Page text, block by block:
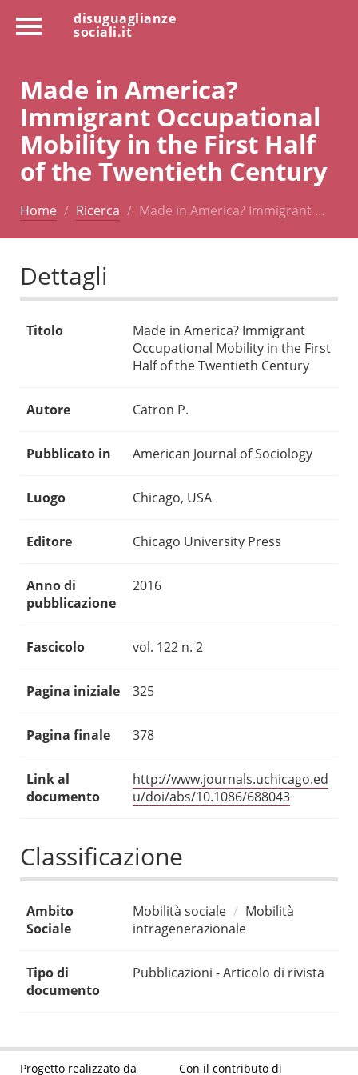
disuguaglianze
sociali.it
Made in America?
Immigrant Occupational
Mobility in the First Half
of the Twentieth Century
Home Ricerca Made in America? Immigrant …
Dettagli
Titolo
Made in America? Immigrant
Occupational Mobility in the First
Half of the Twentieth Century
Autore Catron P.
Pubblicato in American Journal of Sociology
Luogo Chicago, USA
Editore Chicago University Press
Anno di
pubblicazione
2016
Fascicolo vol. 122 n. 2
Pagina iniziale 325
Pagina finale 378
Link al
documento
http://www.journals.uchicago.ed
u/doi/abs/10.1086/688043
Classificazione
Ambito
Sociale
Mobilità sociale
Mobilità
intragenerazionale
Tipo di
documento
Pubblicazioni - Articolo di rivista
Progetto realizzato da Con il contributo di